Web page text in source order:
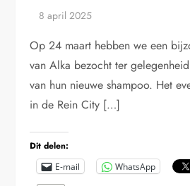
Op 24 maart hebben we een
van Alka bezocht ter
van hun nieuwe shampoo. Het
in de Rein City […]
Dit delen:
E-mail WhatsApp